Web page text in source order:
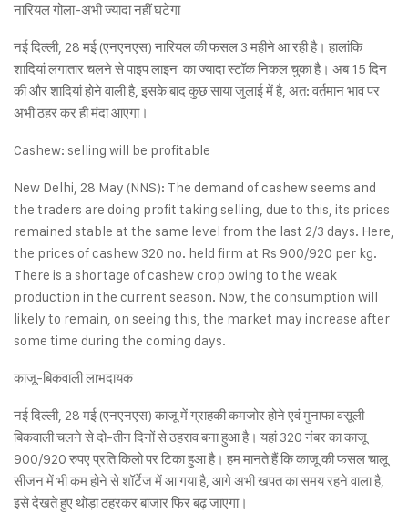
नारियल गोला-अभी ज्यादा नहीं घटेगा
नई दिल्ली, 28 मई (एनएनएस) नारियल की फसल 3 महीने आ रही है। हालांकि
शादियां लगातार चलने से पाइप लाइन का ज्यादा स्टॉक निकल चुका है। अब 15 दिन
की और शादियां होने वाली है, इसके बाद कुछ साया जुलाई में है, अत: वर्तमान भाव पर
अभी ठहर कर ही मंदा आएगा।
Cashew: selling will be profitable
New Delhi, 28 May (NNS): The demand of cashew seems and
the traders are doing profit taking selling, due to this, its prices
remained stable at the same level from the last 2/3 days. Here,
the prices of cashew 320 no. held firm at Rs 900/920 per kg.
There is a shortage of cashew crop owing to the weak
production in the current season. Now, the consumption will
likely to remain, on seeing this, the market may increase after
some time during the coming days.
काजू-बिकवाली लाभदायक
नई दिल्ली, 28 मई (एनएनएस) काजू में ग्राहकी कमजोर होने एवं मुनाफा वसूली
बिकवाली चलने से दो-तीन दिनों से ठहराव बना हुआ है। यहां 320 नंबर का काजू
900/920 रुपए प्रति किलो पर टिका हुआ है। हम मानते हैं कि काजू की फसल चालू
सीजन में भी कम होने से शॉर्टेज में आ गया है, आगे अभी खपत का समय रहने वाला है,
इसे देखते हुए थोड़ा ठहरकर बाजार फिर बढ़ जाएगा।